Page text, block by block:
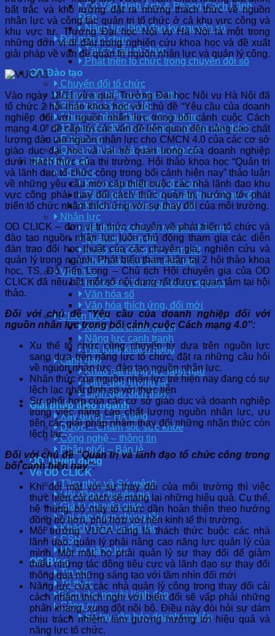
Cố Vấn Hình Ảnh & Phong Cách Lãnh
Đạo
Năng lực lãnh đạo kỷ nguyên số
Đổi mới tổ chức
Tái cơ cấu tổ chức
Phát triển tổ chức trong chuyển đổi số
OD Đào tạo
Chuyển đổi tổ chức
Nâng cao hiệu quả thực thi
Phát triển kỹ năng lõi
Chương trình đào tạo Signature
12 chuyên đề được doanh nghiệp yêu thích
E-training
Quản trị hiệu quả đầu tư đào tạo
OD Khảo sát
Tổ chức
Khảo sát năng lực tổ chức
Đánh giá Năng lực Quản trị sự thay đổi
Khảo sát trưởng thành số
Nhân lực
Hệ thống quản trị nguồn nhân lực
Quản trị nhân tài
Khảo sát động lực cam kết
Khảo sát nhu cầu đào tạo
Văn hóa
Khảo sát Văn hóa doanh nghiệp
Văn hóa số
Văn hóa thích ứng, đổi mới
Chiến lược
Khảo sát chuỗi giá trị
Năng lực cạnh tranh
Hài lòng khách hàng
Lãnh đạo
Khảo sát năng lực lãnh đạo
Lãnh đạo tương lai
Lãnh đạo đích thực
Giải pháp theo ngành
Xây dựng – Hạ tầng
Dược – Chăm sóc sức khỏe
Công nghệ – thông tin
Phân phối – Bán lẻ
OD Tuyển dụng
Về OD CLICK
Tầm nhìn và Sứ mệnh
Hội đồng chuyên gia
Giá trị chuyển giao
Tại sao chọn chúng tôi
Khách hàng và đối tác
CSR
Hồ sơ năng lực
OD Blog
Tin tức
Tri thức
Sách cho người lãnh đạo
Công cụ
Sổ tay văn hóa doanh nghiệp
bất trắc và khó lường đặt ra những thách thức về nguồn
nhân lực và công tác quản trị tổ chức ở cả khu vực công và
khu vực tư. Trường Đại học Nội vụ Hà Nội là một trong
những đơn vị đi đầu trong nghiên cứu khoa học và đề xuất
giải pháp về vấn đề quản trị nguồn nhân lực và quản lý công.
Vào ngày 18/11 vừa qua, Trường Đại học Nội vụ Hà Nội đã
tổ chức 2 hội thảo khoa học với chủ đề “Yêu cầu của doanh
nghiệp đối với nguồn nhân lực trong bối cảnh cuộc Cách
mạng 4.0” đề cập tới các vấn đề liên quan đến nâng cao chất
lượng đào tạo nguồn nhân lực cho CMCN 4.0 của các cơ sở
giáo dục đại học và vai trò quan trọng của doanh nghiệp
dưới thách thức của thị trường. Hội thảo khoa học “Quản trị
và lãnh đạo tổ chức công trong bối cảnh hiện nay” thảo luận
về những yêu cầu mới cấp thiết buộc các nhà lãnh đạo khu
vực công phải thay đổi cách thức quản trị, hướng tới phát
triển tổ chức nhằm thích ứng với sự thay đổi của môi trường.
OD CLICK – đơn vị tri thức chuyên về phát triển tổ chức và
đào tạo nguồn nhân lực luôn chủ động tham gia các diễn
đàn trao đổi học thuật của các chuyên gia, nghiên cứu và
quản lý trong ngành. Phát biểu tham luận tại 2 hội thảo khoa
học, TS. Đỗ Tiến Long – Chủ tịch Hội chuyên gia của OD
CLICK đã nêu bật một số nội dung rất được quan tâm tại hội
thảo.
Đối với chủ đề “Yêu cầu của doanh nghiệp đối với
nguồn nhân lực trong bối cảnh cuộc Cách mạng 4.0”:
Xu thế tổ chức cũng chuyển từ dựa trên nguồn lực
sang dựa trên năng lực tổ chức, đặt ra những câu hỏi
về nguồn nhân lực, đào tạo nguồn nhân lực.
Nhận thức của nguồn nhân lực trẻ hiện nay đang có sự
lệch lạc nhất định so với thực tiễn
Sự phối hợp của các cơ sở giáo dục và doanh nghiệp
trong việc nâng cao chất lượng nguồn nhân lực, ưu
tiên các giải pháp nhằm thay đổi những nhận thức còn
lệch lạc.
Đối với chủ đề “Quản trị và lãnh đạo tổ chức công trong
bối cảnh hiện nay”:
Khi đối mặt với sự thay đổi của môi trường thì việc
thực hiện cải cách sẽ mang lại những hiệu quả. Cụ thể,
hệ thống, bộ máy tổ chức dần hoàn thiện theo hướng
đồng bộ hơn, phù hợp với nền kinh tế thị trường.
Môi trường VUCA cũng là thách thức buộc các nhà
lãnh đạo, quản lý phải nâng cao năng lực quản lý của
mình. Một mặt, họ phải quản lý sự thay đổi để giảm
thiểu những tác động tiêu cực và lãnh đạo sự thay đổi
thông qua những sáng tạo với tầm nhìn đổi mới
Năng lực của các nhà quản lý công trong thay đổi cải
cách nhằm thích nghi với biến đổi sẽ vấp phải những
phản kháng, xung đột nội bộ. Điều này đòi hỏi sự dám
chịu trách nhiệm, làm gương hướng tới hiệu quả và
năng lực tổ chức.